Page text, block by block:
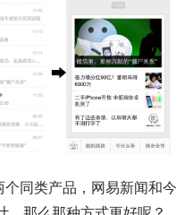
同类产品，网易新闻和今